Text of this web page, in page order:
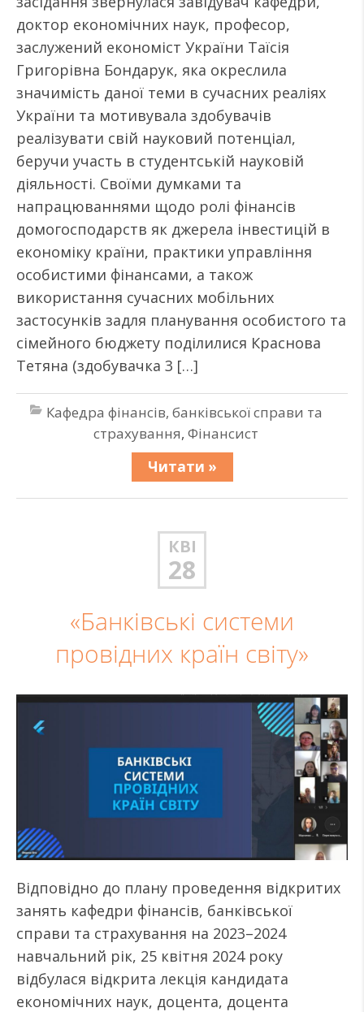
доктор економічних наук, професор,
заслужений економіст України Таїсія
Григорівна Бондарук, яка окреслила
значимість даної теми в сучасних реаліях
України та мотивувала здобувачів
реалізувати свій науковий потенціал,
беручи участь в студентській науковій
діяльності. Своїми думками та
напрацюваннями щодо ролі фінансів
домогосподарств як джерела інвестицій в
економіку країни, практики управління
особистими фінансами, а також
використання сучасних мобільних
застосунків задля планування особистого та
сімейного бюджету поділилися Краснова
Тетяна (здобувачка 3 […]
Кафедра фінансів, банківської справи та
страхування, Фінансист
Читати »
КВІ
28
«Банківські системи
провідних країн світу»
Відповідно до плану проведення відкритих
занять кафедри фінансів, банківської
справи та страхування на 2023–2024
навчальний рік, 25 квітня 2024 року
відбулася відкрита лекція кандидата
економічних наук, доцента, доцента